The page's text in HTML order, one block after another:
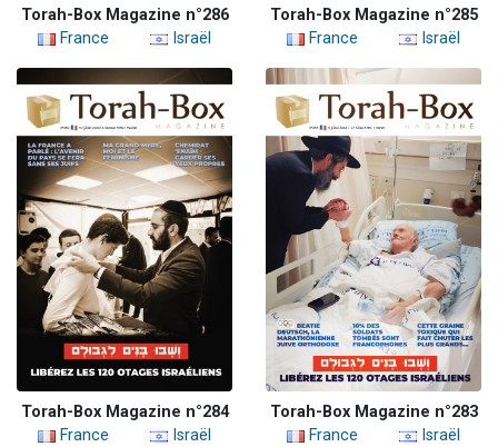
Torah-Box Magazine n°286
France
Israël
Torah-Box Magazine n°285
France
Israël
Torah-Box Magazine n°284
France
Israël
Torah-Box Magazine n°283
France
Israël